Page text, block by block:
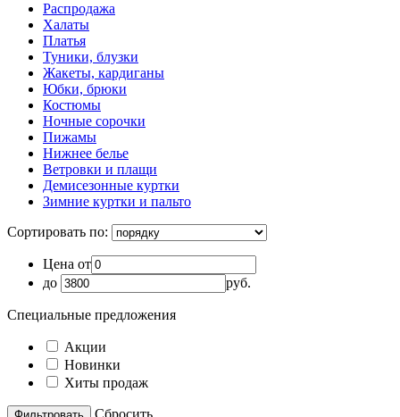
Распродажа
Халаты
Платья
Туники, блузки
Жакеты, кардиганы
Юбки, брюки
Костюмы
Ночные сорочки
Пижамы
Нижнее белье
Ветровки и плащи
Демисезонные куртки
Зимние куртки и пальто
Сортировать по:
Цена от
до
руб.
Специальные предложения
Акции
Новинки
Хиты продаж
Cбросить